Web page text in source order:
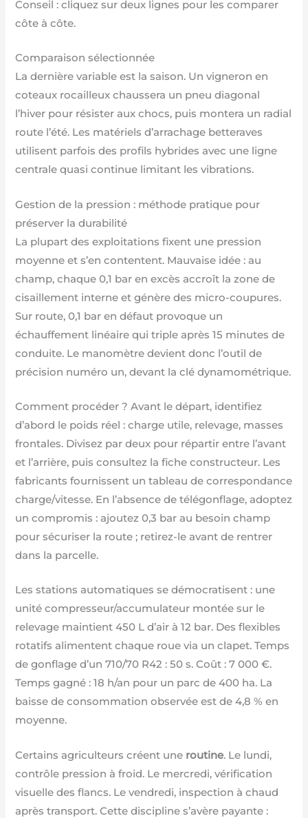
Conseil : cliquez sur deux lignes pour les comparer
côte à côte.
Comparaison sélectionnée
La dernière variable est la saison. Un vigneron en
coteaux rocailleux chaussera un pneu diagonal
l’hiver pour résister aux chocs, puis montera un radial
route l’été. Les matériels d’arrachage betteraves
utilisent parfois des profils hybrides avec une ligne
centrale quasi continue limitant les vibrations.
Gestion de la pression : méthode pratique pour
préserver la durabilité
La plupart des exploitations fixent une pression
moyenne et s’en contentent. Mauvaise idée : au
champ, chaque 0,1 bar en excès accroît la zone de
cisaillement interne et génère des micro-coupures.
Sur route, 0,1 bar en défaut provoque un
échauffement linéaire qui triple après 15 minutes de
conduite. Le manomètre devient donc l’outil de
précision numéro un, devant la clé dynamométrique.
Comment procéder ? Avant le départ, identifiez
d’abord le poids réel : charge utile, relevage, masses
frontales. Divisez par deux pour répartir entre l’avant
et l’arrière, puis consultez la fiche constructeur. Les
fabricants fournissent un tableau de correspondance
charge/vitesse. En l’absence de télégonflage, adoptez
un compromis : ajoutez 0,3 bar au besoin champ
pour sécuriser la route ; retirez-le avant de rentrer
dans la parcelle.
Les stations automatiques se démocratisent : une
unité compresseur/accumulateur montée sur le
relevage maintient 450 L d’air à 12 bar. Des flexibles
rotatifs alimentent chaque roue via un clapet. Temps
de gonflage d’un 710/70 R42 : 50 s. Coût : 7 000 €.
Temps gagné : 18 h/an pour un parc de 400 ha. La
baisse de consommation observée est de 4,8 % en
moyenne.
Certains agriculteurs créent une routine. Le lundi,
contrôle pression à froid. Le mercredi, vérification
visuelle des flancs. Le vendredi, inspection à chaud
après transport. Cette discipline s’avère payante :